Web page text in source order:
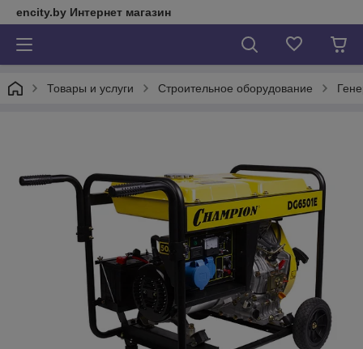
encity.by Интернет магазин
Товары и услуги Строительное оборудование